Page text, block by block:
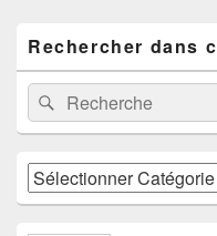
principale
de
widget
pour
la
latérale
Rechercher dans
Recherche :Rechercher
Catégories